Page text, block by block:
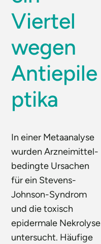
Viertel
wegen
Antiepile
ptika
In einer Metaanalyse
wurden Arzneimittel-
bedingte Ursachen
für ein Stevens-
Johnson-Syndrom
und die toxisch
epidermale Nekrolyse
untersucht. Häufige